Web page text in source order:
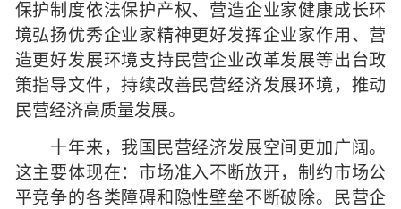
保护制度依法保护产权、营造企业家健康成长环
境弘扬优秀企业家精神更好发挥企业家作用、营
造更好发展环境支持民营企业改革发展等出台政
策指导文件，持续改善民营经济发展环境，推动
民营经济高质量发展。
十年来，我国民营经济发展空间更加广阔。
这主要体现在：市场准入不断放开，制约市场公
平竞争的各类障碍和隐性壁垒不断破除。民营企